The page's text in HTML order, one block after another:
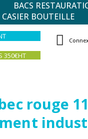
BACS
CASIER BOUTEILLE
350€HT
rouge